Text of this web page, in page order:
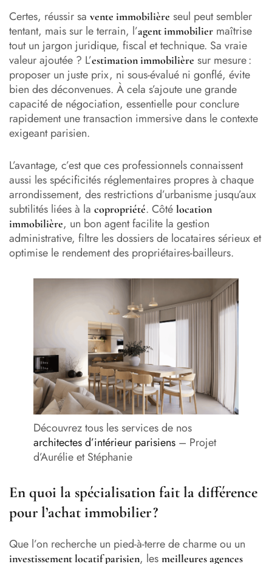
Certes, réussir sa vente immobilière seul peut sembler
tentant, mais sur le terrain, l’agent immobilier maîtrise
tout un jargon juridique, fiscal et technique. Sa vraie
valeur ajoutée ? L’estimation immobilière sur mesure :
proposer un juste prix, ni sous-évalué ni gonflé, évite
bien des déconvenues. À cela s’ajoute une grande
capacité de négociation, essentielle pour conclure
rapidement une transaction immersive dans le contexte
exigeant parisien.
L’avantage, c’est que ces professionnels connaissent
aussi les spécificités réglementaires propres à chaque
arrondissement, des restrictions d’urbanisme jusqu’aux
subtilités liées à la copropriété. Côté location
immobilière, un bon agent facilite la gestion
administrative, filtre les dossiers de locataires sérieux et
optimise le rendement des propriétaires-bailleurs.
Découvrez tous les services de nos
architectes d’intérieur parisiens – Projet
d’Aurélie et Stéphanie
En quoi la spécialisation fait la différence
pour l’achat immobilier ?
Que l’on recherche un pied-à-terre de charme ou un
investissement locatifparisien, les meilleures agences